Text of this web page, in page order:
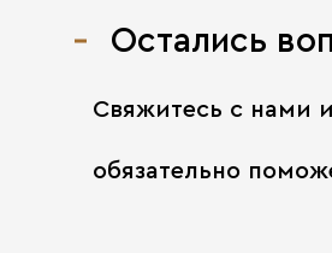
Остались
Свяжитесь с нами
обязательно